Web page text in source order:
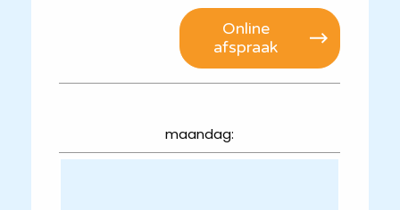
Online
afspraak
maandag: